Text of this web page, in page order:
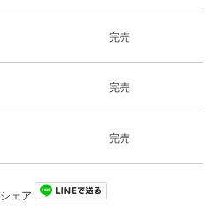
完売
完売
完売
シェア